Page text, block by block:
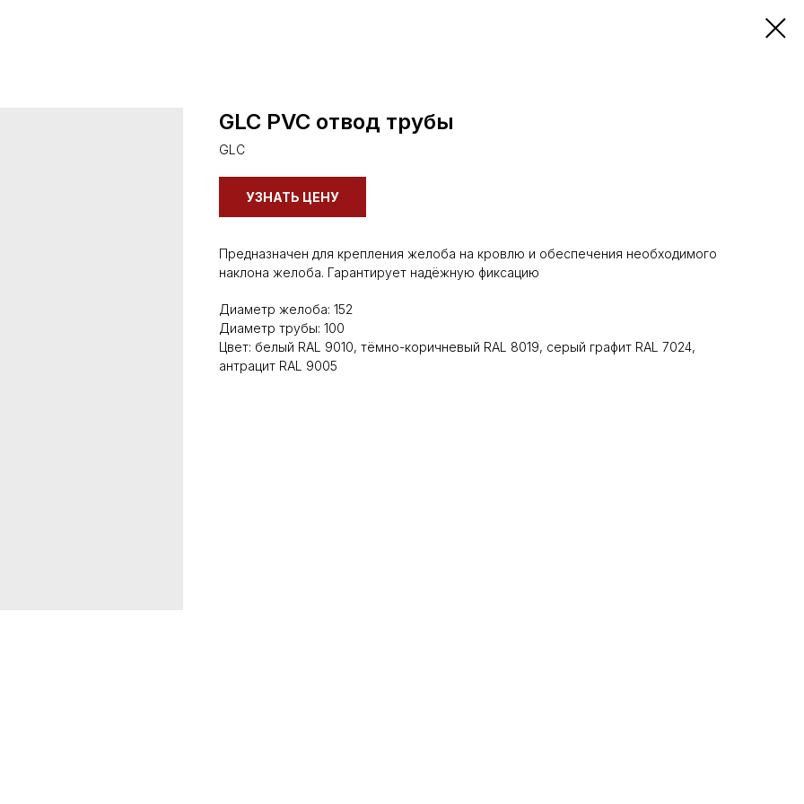
GLC PVC отвод трубы
GLC
УЗНАТЬ ЦЕНУ
Предназначен для крепления желоба на кровлю и обеспечения необходимого
наклона желоба. Гарантирует надёжную фиксацию
Диаметр желоба: 152
Диаметр трубы: 100
Цвет: белый RAL 9010, тёмно-коричневый RAL 8019, серый графит RAL 7024,
антрацит RAL 9005